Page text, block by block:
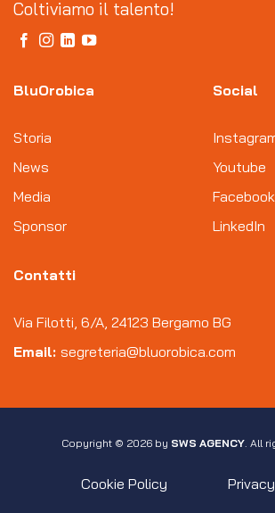
Coltiviamo il talento!
BluOrobica
Storia
News
Media
Sponsor
Social
Youtube
Facebook
LinkedIn
Contatti
Via Filotti, 6/A, 24123 Bergamo BG
Email: segreteria@bluorobica.com
Copyright © 2026 by SWS AGENCY. All
Cookie Policy